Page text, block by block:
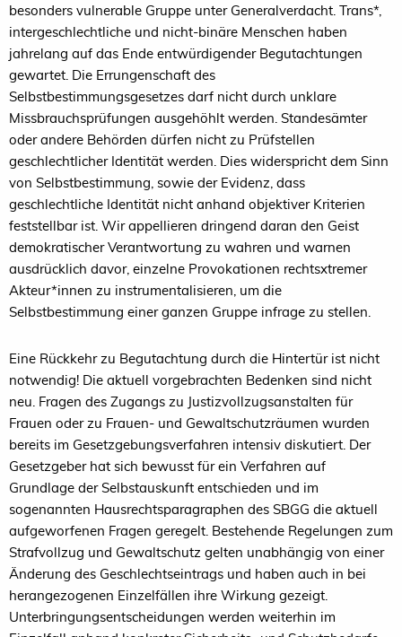
besonders vulnerable Gruppe unter Generalverdacht. Trans*,
intergeschlechtliche und nicht-binäre Menschen haben
jahrelang auf das Ende entwürdigender Begutachtungen
gewartet. Die Errungenschaft des
Selbstbestimmungsgesetzes darf nicht durch unklare
Missbrauchsprüfungen ausgehöhlt werden. Standesämter
oder andere Behörden dürfen nicht zu Prüfstellen
geschlechtlicher Identität werden. Dies widerspricht dem Sinn
von Selbstbestimmung, sowie der Evidenz, dass
geschlechtliche Identität nicht anhand objektiver Kriterien
feststellbar ist. Wir appellieren dringend daran den Geist
demokratischer Verantwortung zu wahren und warnen
ausdrücklich davor, einzelne Provokationen rechtsxtremer
Akteur*innen zu instrumentalisieren, um die
Selbstbestimmung einer ganzen Gruppe infrage zu stellen.
Eine Rückkehr zu Begutachtung durch die Hintertür ist nicht
notwendig! Die aktuell vorgebrachten Bedenken sind nicht
neu. Fragen des Zugangs zu Justizvollzugsanstalten für
Frauen oder zu Frauen- und Gewaltschutzräumen wurden
bereits im Gesetzgebungsverfahren intensiv diskutiert. Der
Gesetzgeber hat sich bewusst für ein Verfahren auf
Grundlage der Selbstauskunft entschieden und im
sogenannten Hausrechtsparagraphen des SBGG die aktuell
aufgeworfenen Fragen geregelt. Bestehende Regelungen zum
Strafvollzug und Gewaltschutz gelten unabhängig von einer
Änderung des Geschlechtseintrags und haben auch in bei
herangezogenen Einzelfällen ihre Wirkung gezeigt.
Unterbringungsentscheidungen werden weiterhin im